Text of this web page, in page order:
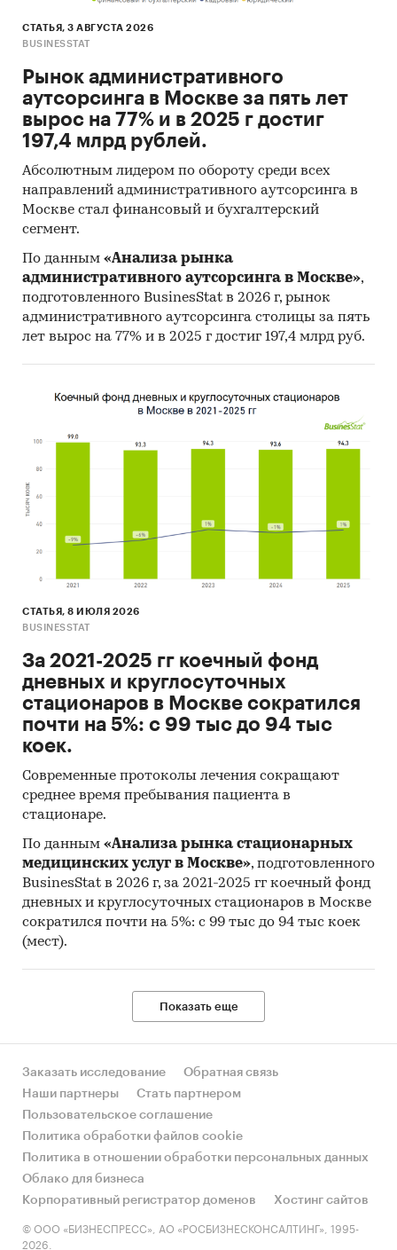
СТАТЬЯ, 3 АВГУСТА 2026
BUSINESSTAT
Рынок административного
аутсорсинга в Москве за пять лет
вырос на 77% и в 2025 г достиг
197,4 млрд рублей.
Абсолютным лидером по обороту среди всех
направлений административного аутсорсинга в
Москве стал финансовый и бухгалтерский
сегмент.
По данным «Анализа рынка
административного аутсорсинга в Москве»,
подготовленного BusinesStat в 2026 г, рынок
административного аутсорсинга столицы за пять
лет вырос на 77% и в 2025 г достиг 197,4 млрд руб.
СТАТЬЯ, 8 ИЮЛЯ 2026
BUSINESSTAT
За 2021-2025 гг коечный фонд
дневных и круглосуточных
стационаров в Москве сократился
почти на 5%: с 99 тыс до 94 тыс
коек.
Современные протоколы лечения сокращают
среднее время пребывания пациента в
стационаре.
По данным «Анализа рынка стационарных
медицинских услуг в Москве», подготовленного
BusinesStat в 2026 г, за 2021-2025 гг коечный фонд
дневных и круглосуточных стационаров в Москве
сократился почти на 5%: с 99 тыс до 94 тыс коек
(мест).
Показать еще
Заказать исследование
Обратная связь
Наши партнеры
Стать партнером
Пользовательское соглашение
Политика обработки файлов cookie
Политика в отношении обработки персональных данных
Облако для бизнеса
Корпоративный регистратор доменов
Хостинг сайтов
© ООО «БИЗНЕСПРЕСС», АО «РОСБИЗНЕСКОНСАЛТИНГ», 1995-
2026.